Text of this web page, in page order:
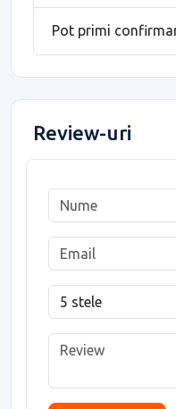
Pot primi
Review-uri